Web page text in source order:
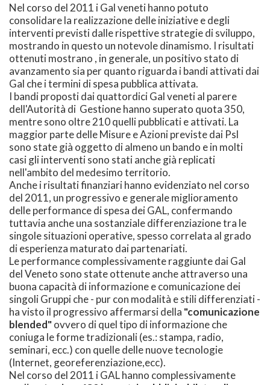
Nel corso del 2011 i Gal veneti hanno potuto
consolidare la realizzazione delle iniziative e degli
interventi previsti dalle rispettive strategie di sviluppo,
mostrando in questo un notevole dinamismo. I risultati
ottenuti mostrano , in generale, un positivo stato di
avanzamento sia per quanto riguarda i bandi attivati dai
Gal che i termini di spesa pubblica attivata.
I bandi proposti dai quattordici Gal veneti al parere
dell'Autorità di Gestione hanno superato quota 350,
mentre sono oltre 210 quelli pubblicati e attivati. La
maggior parte delle Misure e Azioni previste dai Psl
sono state già oggetto di almeno un bando e in molti
casi gli interventi sono stati anche già replicati
nell'ambito del medesimo territorio.
Anche i risultati finanziari hanno evidenziato nel corso
del 2011, un progressivo e generale miglioramento
delle performance di spesa dei GAL, confermando
tuttavia anche una sostanziale differenziazione tra le
singole situazioni operative, spesso correlata al grado
di esperienza maturato dai partenariati.
Le performance complessivamente raggiunte dai Gal
del Veneto sono state ottenute anche attraverso una
buona capacità di informazione e comunicazione dei
singoli Gruppi che - pur con modalità e stili differenziati -
ha visto il progressivo affermarsi della "comunicazione
blended"ovvero di quel tipo di informazione che
coniuga le forme tradizionali (es.: stampa, radio,
seminari, ecc.) con quelle delle nuove tecnologie
(Internet, georeferenziazione,ecc).
Nel corso del 2011 i GAL hanno complessivamente